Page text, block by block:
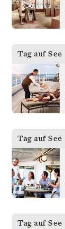
Tag auf See
Tag auf See
Tag auf See